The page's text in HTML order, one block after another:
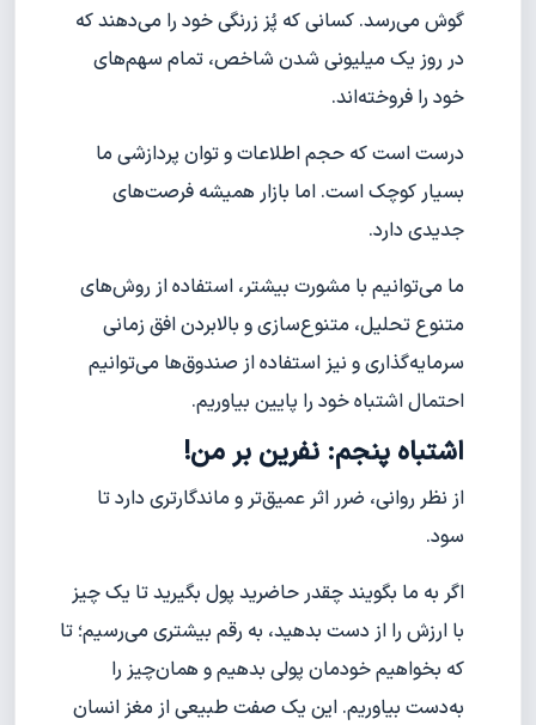
گوش می‌رسد. کسانی که پُز زرنگی خود را می‌دهند که
در روز یک میلیونی شدن شاخص، تمام سهم‌های
خود را فروخته‌اند.
درست است که حجم اطلاعات و توان پردازشی ما
بسیار کوچک است. اما بازار همیشه فرصت‌های
جدیدی دارد.
ما می‌توانیم با مشورت بیشتر، استفاده از روش‌های
متنوع تحلیل، متنوع‌سازی و بالابردن افق زمانی
سرمایه‌گذاری و نیز استفاده از صندوق‌ها می‌توانیم
احتمال اشتباه خود را پایین بیاوریم.
اشتباه پنجم: نفرین بر من!
از نظر روانی، ضرر اثر عمیق‌تر و ماندگارتری دارد تا
سود.
اگر به ما بگویند چقدر حاضرید پول بگیرید تا یک چیز
با ارزش را از دست بدهید، به رقم بیشتری می‌رسیم؛ تا
که بخواهیم خودمان پولی بدهیم و همان‌چیز را
به‌دست بیاوریم. این یک صفت طبیعی از مغز انسان